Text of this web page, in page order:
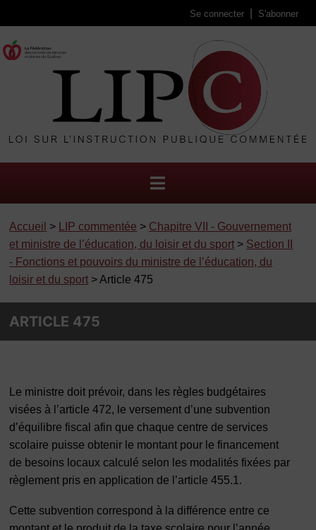
Se connecter S'abonner
Accueil > LIP commentée > Chapitre VII - Gouvernement
et ministre de l’éducation, du loisir et du sport > Section II
- Fonctions et pouvoirs du ministre de l’éducation, du
loisir et du sport > Article 475
ARTICLE 475
Le ministre doit prévoir, dans les règles budgétaires
visées à l’article 472, le versement d’une subvention
d’équilibre fiscal afin que chaque centre de services
scolaire puisse obtenir le montant pour le financement
de besoins locaux calculé selon les modalités fixées par
règlement pris en application de l’article 455.1.
Cette subvention correspond à la différence entre ce